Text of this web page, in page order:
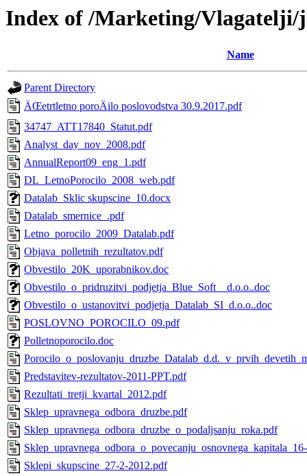
Index of /Marketing/Vlagatelji/
Name
Parent Directory
ÄŒetrtletno poroÄilo poslovodstva 30.9.2017.pdf
34747_ATT17840_Statut.pdf
Analyst_day_nov_2008.pdf
AnnualReport09_eng_1.pdf
DL_LetnoPorocilo_2008_web.pdf
Datalab_Sklic skupscine_10.docx
Datalab_smernice_.pdf
Letno_porocilo_2009_Datalab.pdf
Objava_polletnih_rezultatov.pdf
Obvestilo_20K_uporabnikov.doc
Obvestilo_o_pridruzitvi_podjetja_Blue_Soft__d.o.o..doc
Obvestilo_o_ustanovitvi_podjetja_Datalab_SI_d.o.o..doc
POSLOVNO_POROCILO_09.pdf
Polletnoporocilo.doc
Predstavitev-rezultatov-2011-PPT.pdf
Rezultati_tretji_kvartal_2012.pdf
Sklep_upravnega_odbora_druzbe.pdf
Sklep_upravnega_odbora_druzbe_o_podaljsanju_roka.pdf
Sklepi_skupscine_27-2-2012.pdf